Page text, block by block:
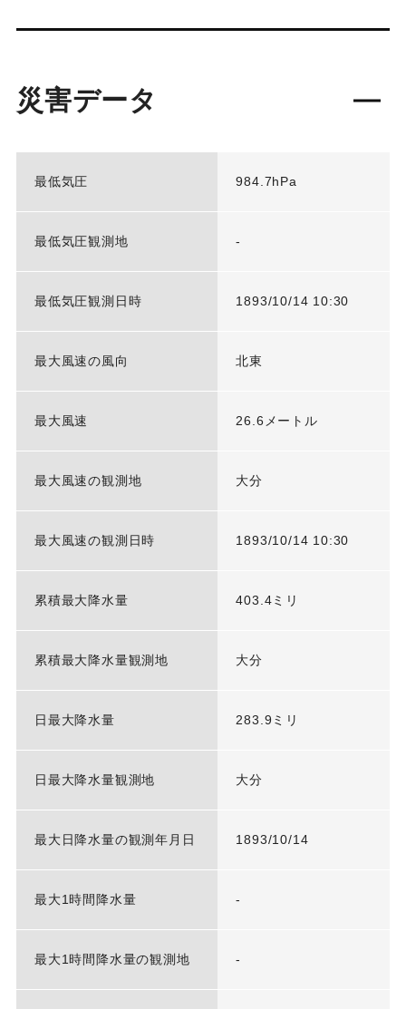
災害データ
最低気圧 984.7hPa
最低気圧観測地 -
最低気圧観測日時 1893/10/14 10:30
最大風速の風向 北東
最大風速 26.6メートル
最大風速の観測地 大分
最大風速の観測日時 1893/10/14 10:30
累積最大降水量 403.4ミリ
累積最大降水量観測地 大分
日最大降水量 283.9ミリ
日最大降水量観測地 大分
最大日降水量の観測年月日 1893/10/14
最大1時間降水量 -
最大1時間降水量の観測地 -